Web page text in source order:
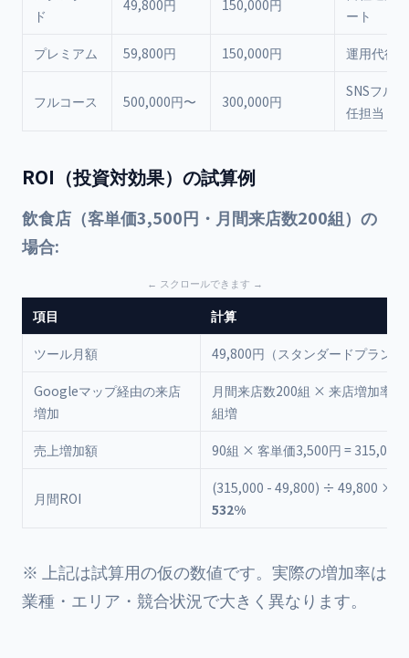
ド
49,800円 150,000円
ート
プレミアム 59,800円 150,000円 運用代行
フルコース 500,000円〜 300,000円
SNSフル
任担当
ROI（投資対効果）の試算例
飲食店（客単価3,500円・月間来店数200組）の
場合:
項目 計算
ツール月額 49,800円（スタンダードプラン）
Googleマップ経由の来店
増加
月間来店数200組 × 来店増加率
組増
売上増加額 90組 × 客単価3,500円 = 315,000
月間ROI
(315,000 - 49,800) ÷ 49,800 ×
532%
※ 上記は試算用の仮の数値です。実際の増加率は
業種・エリア・競合状況で大きく異なります。